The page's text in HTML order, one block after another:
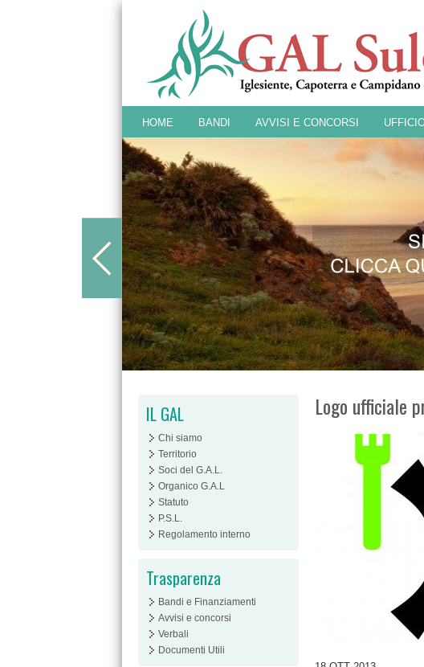
HOME BANDI AVVISI E CONCORSI
IL GAL
Chi siamo
Territorio
Soci del G.A.L.
Organico G.A.L
Statuto
P.S.L.
Regolamento interno
Trasparenza
Bandi e Finanziamenti
Avvisi e concorsi
Verbali
Documenti Utili
Logo ufficiale